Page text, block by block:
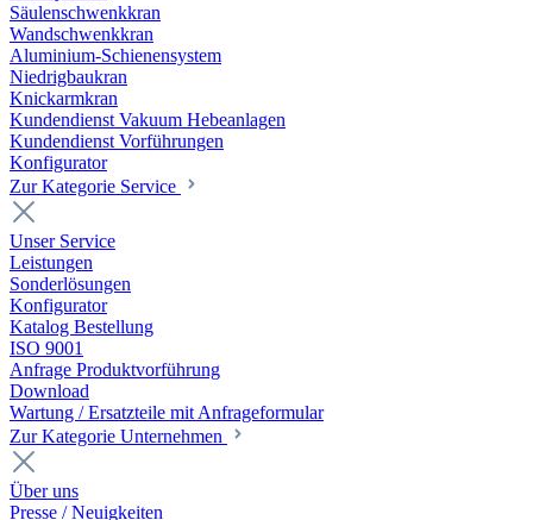
Säulenschwenkkran
Wandschwenkkran
Aluminium-Schienensystem
Niedrigbaukran
Knickarmkran
Kundendienst Vakuum Hebeanlagen
Kundendienst Vorführungen
Konfigurator
Zur Kategorie Service
Unser Service
Leistungen
Sonderlösungen
Konfigurator
Katalog Bestellung
ISO 9001
Anfrage Produktvorführung
Download
Wartung / Ersatzteile mit Anfrageformular
Zur Kategorie Unternehmen
Über uns
Presse / Neuigkeiten